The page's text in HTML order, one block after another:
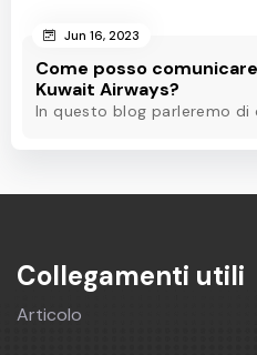
Jun 16, 2023
Come posso
Kuwait Airways?
Collegamenti utili
Articolo